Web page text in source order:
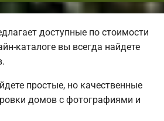
доступные по стоимости
каталоге вы всегда найдете
простые, но качественные
домов с фотографиями и